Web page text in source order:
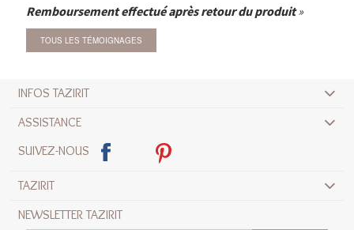
Remboursement effectué après retour du produit
TOUS LES TÉMOIGNAGES
INFOS TAZIRIT
ASSISTANCE
SUIVEZ-NOUS
TAZIRIT
NEWSLETTER TAZIRIT